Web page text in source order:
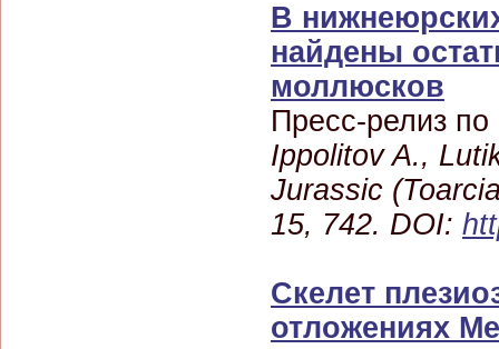
В
найдены
моллюсков
Пресс-релиз по
Ippolitov A.,
Jurassic
15, 742. DOI:
Скелет
отложениях